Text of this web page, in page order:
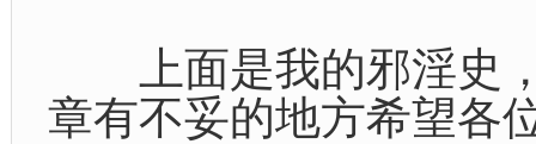
上面是我的邪淫史，
章有不妥的地方希望各